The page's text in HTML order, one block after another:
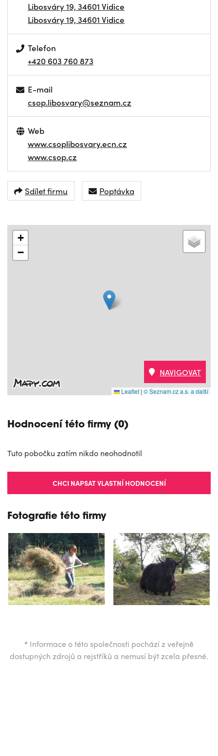
Libosváry 19, 34601 Vidice
Libosváry 19, 34601 Vidice
Telefon
+420 603 760 873
E-mail
csop.libosvary@seznam.cz
Web
www.csoplibosvary.ecn.cz
www.csop.cz
Sdílet firmu Poptávka
+
−
Leaflet | © Seznam.cz a.s. a další
NAVIGOVAT
Hodnocení této firmy (0)
Tuto pobočku zatím nikdo neohodnotil
CHCI NAPSAT VLASTNÍ HODNOCENÍ
Fotografie této firmy
* Informace o této společnosti pochází z veřejně
dostupných zdrojů a rejstříků a nemusí být zcela přesné.